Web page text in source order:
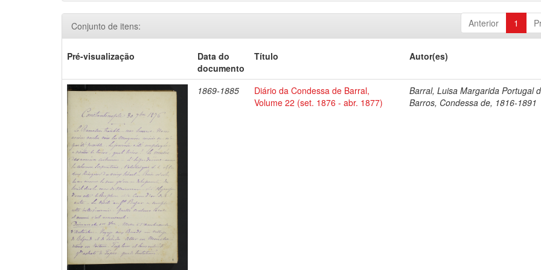
Anterior 1
Conjunto de itens:
Pré-visualização
Data do
documento
Título Autor(es)
1869-1885
Diário da Condessa de Barral,
Volume 22 (set. 1876 - abr. 1877)
Barral, Luisa Margarida Portugal
Barros, Condessa de, 1816-1891